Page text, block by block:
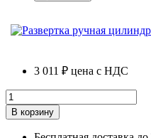
3 011 ₽ цена с НДС
В корзину